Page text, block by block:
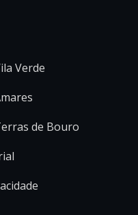
Verde
de Bouro